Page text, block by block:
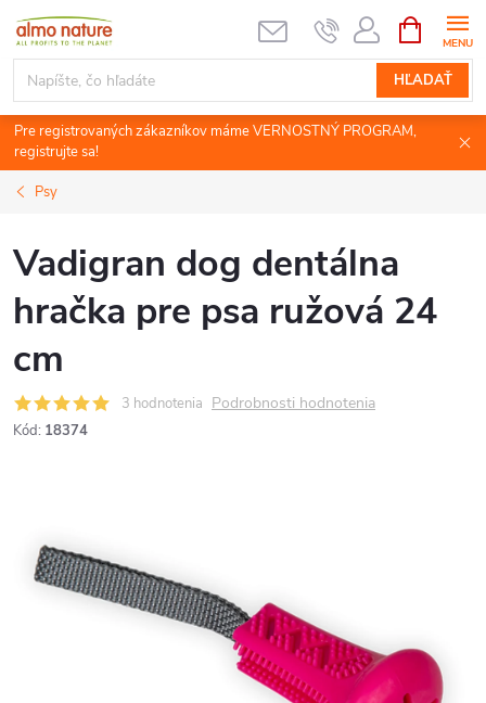
Prejsť
obsah
HĽADAŤ
KOŠÍK
Pre registrovaných zákazníkov máme VERNOSTNÝ PROGRAM,
registrujte sa!
Psy
Vadigran dog dentálna
hračka pre psa ružová 24
cm
3 hodnotenia Podrobnosti hodnotenia
Kód: 18374